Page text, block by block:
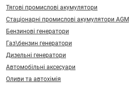
Тягові промислові акумулятори
Стаціонарні промислові акумулятори АGM
Бензинові генератори
Газ\бензин генератори
Дизельні генератори
Автомобільні аксесуари
Оливи та автохімія